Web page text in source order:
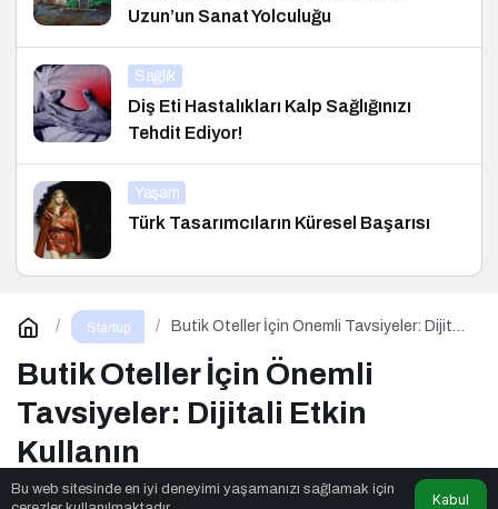
Uzun’un Sanat Yolculuğu
Sağlık
Diş Eti Hastalıkları Kalp Sağlığınızı
Tehdit Ediyor!
Yaşam
Türk Tasarımcıların Küresel Başarısı
Startup
Butik Oteller İçin Önemli Tavsiyeler: Dijitali
Butik Oteller İçin Önemli
Tavsiyeler: Dijitali Etkin
Kullanın
Bu web sitesinde en iyi deneyimi yaşamanızı sağlamak için
Kabul